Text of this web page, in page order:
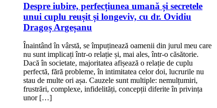
Despre iubire, perfecțiunea umană și secretele
unui cuplu reușit și longeviv, cu dr. Ovidiu
Dragoș Argeșanu
Înaintând în vârstă, se împuținează oamenii din jurul meu care
nu sunt implicați într-o relație și, mai ales, într-o căsătorie.
Dacă în societate, majoritatea afișează o relație de cuplu
perfectă, fără probleme, în intimitatea celor doi, lucrurile nu
stau de multe ori așa. Cauzele sunt multiple: nemulțumiri,
frustrări, complexe, infidelități, concepții diferite în privința
unor […]